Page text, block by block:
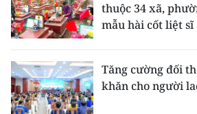
thuộc 34 xã,
mẫu hài cốt liệt sĩ
Tăng cường đối
khăn cho người